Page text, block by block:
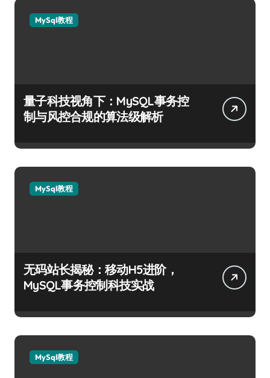
MySql教程
量子科技视角下：MySQL事务控
制与风控合规的算法级解析
MySql教程
无码站长揭秘：移动H5进阶，
MySQL事务控制科技实战
MySql教程